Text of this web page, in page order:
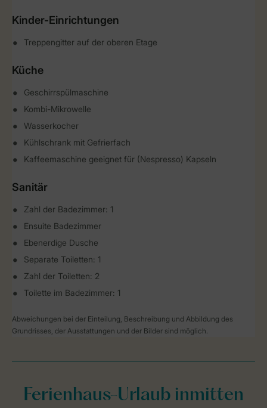
Kinder-Einrichtungen
Treppengitter auf der oberen Etage
Küche
Geschirrspülmaschine
Kombi-Mikrowelle
Wasserkocher
Kühlschrank mit Gefrierfach
Kaffeemaschine geeignet für (Nespresso) Kapseln
Sanitär
Zahl der Badezimmer: 1
Ensuite Badezimmer
Ebenerdige Dusche
Separate Toiletten: 1
Zahl der Toiletten: 2
Toilette im Badezimmer: 1
Abweichungen bei der Einteilung, Beschreibung und Abbildung des
Grundrisses, der Ausstattungen und der Bilder sind möglich.
Ferienhaus-Urlaub inmitten